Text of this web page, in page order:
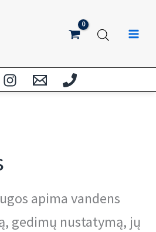
apima vandens
gedimų nustatymą, jų